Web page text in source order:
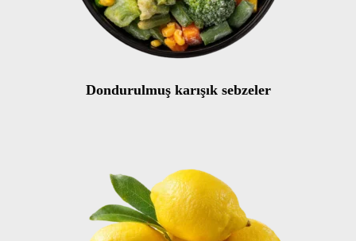
Dondurulmuş karışık sebzeler